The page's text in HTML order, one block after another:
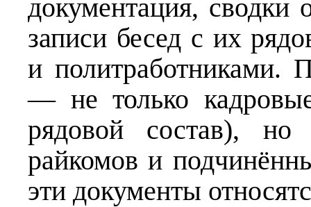
документация,
записи бесед с их
и политработниками.
— не только
рядовой состав), но
райкомов и
эти документы